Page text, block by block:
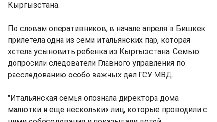
Кыргызстана.
По словам оперативников, в начале апреля в Бишкек
прилетела одна из семи итальянских пар, которая
хотела усыновить ребенка из Кыргызстана. Семью
допросили следователи Главного управления по
расследованию особо важных дел ГСУ МВД.
"Итальянская семья опознала директора дома
малютки и еще нескольких лиц, которые проводили с